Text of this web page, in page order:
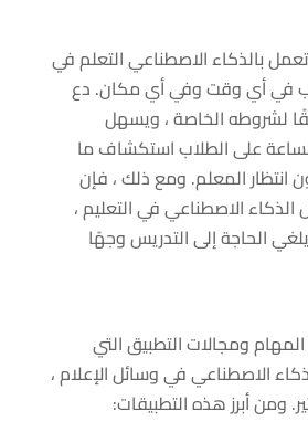
بالذكاء الاصطناعي التعلم في
في أي وقت وفي أي مكان. دع
لشروطه الخاصة ، ويسهل
على الطلاب استكشاف ما
المعلم. ومع ذلك ، فإن
الاصطناعي في التعليم ،
الحاجة إلى التدريس وجهًا
ومجالات التطبيق التي
الاصطناعي في وسائل الإعلام ،
ومن أبرز هذه التطبيقات: